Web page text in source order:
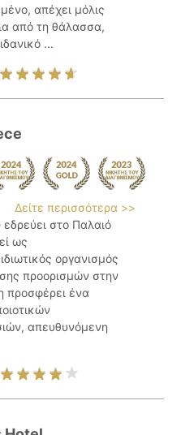
απέχει μόλις
από τη θάλασσα,
...
Δείτε περισσότερα >>
στο Παλαιό
ως
οργανισμός
προορισμών στην
προσφέρει ένα
απευθυνόμενη